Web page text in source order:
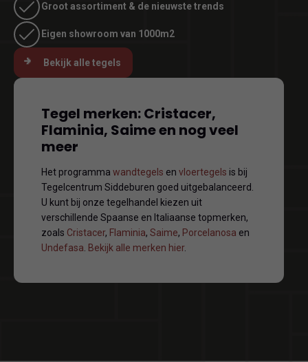
Groot assortiment & de nieuwste trends
Eigen showroom van 1000m2
Bekijk alle tegels
Tegel merken: Cristacer,
Flaminia, Saime en nog veel
meer
Het programma wandtegels en vloertegels is bij
Tegelcentrum Siddeburen goed uitgebalanceerd.
U kunt bij onze tegelhandel kiezen uit
verschillende Spaanse en Italiaanse topmerken,
zoals Cristacer, Flaminia, Saime, Porcelanosa en
Undefasa. Bekijk alle merken hier.